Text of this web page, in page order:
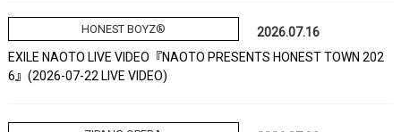
HONEST BOYZ®
2026.07.16
EXILE NAOTO LIVE VIDEO『NAOTO PRESENTS HONEST TOWN 202
6』(2026-07-22 LIVE VIDEO)